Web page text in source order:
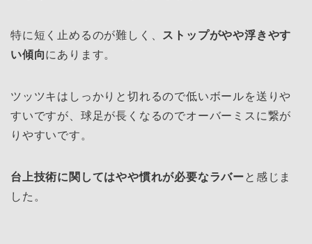
特に短く止めるのが難しく、 ストップがやや浮きやす
い傾向にあります。
ツッツキはしっかりと切れるので低いボールを送りや
すいですが、球足が長くなるのでオーバーミスに繋が
りやすいです。
台上技術に関してはやや慣れが必要なラバーと感じま
した。